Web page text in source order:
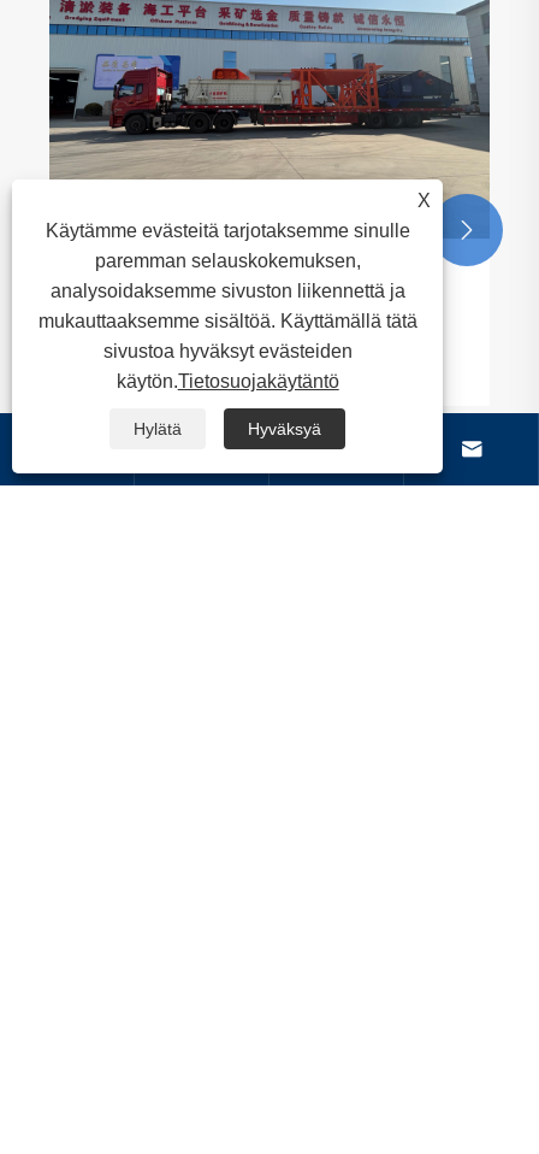
seulonta- ja pesuyksikkö on
mikä tukee
Mining -
Katso lisää >>
 
 
X
Käytämme evästeitä tarjotaksemme sinulle
paremman selauskokemuksen,
analysoidaksemme sivuston liikennettä ja
mukauttaaksemme sisältöä. Käyttämällä tätä
sivustoa hyväksyt evästeiden
käytön.Tietosuojakäytäntö
Hylätä Hyväksyä